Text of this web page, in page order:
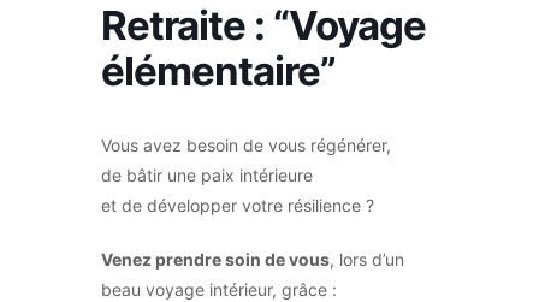
Retraite : “Voyage
élémentaire”
Vous avez besoin de vous régénérer,
de bâtir une paix intérieure
et de développer votre résilience ?
Venez prendre soin de vous, lors d’un
beau voyage intérieur, grâce :